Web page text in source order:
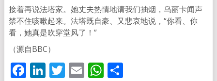
接着再说法塔家。她丈夫热情地请我们抽烟，乌丽卡闻声
禁不住咳嗽起来。法塔既自豪、又悲哀地说，“你看、你
看，她真是吹穿堂风了！”
（源自BBC）
Facebook
LinkedIn
Twitter
EmailWhatsApp
分